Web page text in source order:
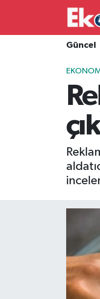
Güncel
Güncel
Borsa Haberleri
Hava Durumu
Süper Lig Puan
Son Dakika
Haber Arşivi